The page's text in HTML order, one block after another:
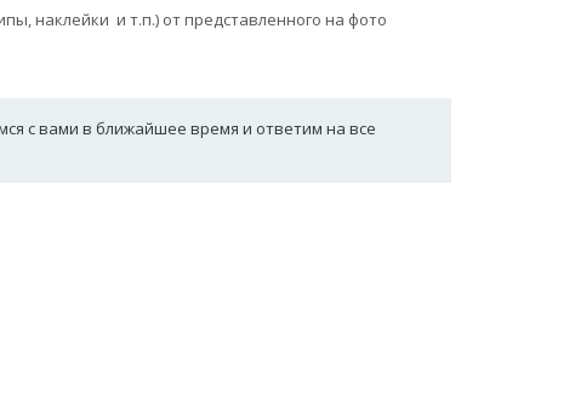
наклейки и т.п.) от представленного на фото
с вами в ближайшее время и ответим на все